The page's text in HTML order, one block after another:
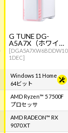
G TUNE DG-
A5A7X（ホワイ
ト）
[DGA5A7XW6BDDW10
1DEC]
Windows 11 Home
64ビット
AMD Ryzen™ 5 7500F
プロセッサ
AMD RADEON™ RX
9070 XT